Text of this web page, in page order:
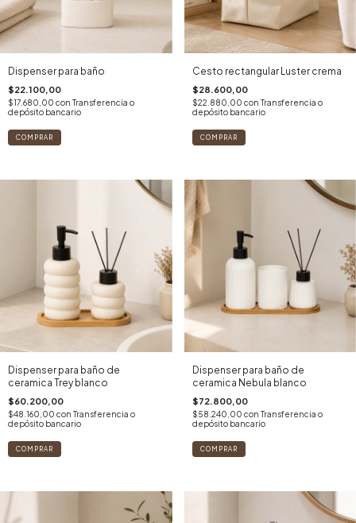
Dispenser para baño
$22.100,00
$17.680,00 con Transferencia o
depósito bancario
Cesto rectangular Luster crema
$28.600,00
$22.880,00 con Transferencia o
depósito bancario
Dispenser para baño de
ceramica Trey blanco
$60.200,00
$48.160,00 con Transferencia o
depósito bancario
Dispenser para baño de
ceramica Nebula blanco
$72.800,00
$58.240,00 con Transferencia o
depósito bancario